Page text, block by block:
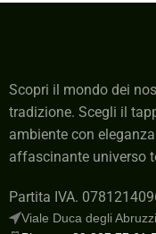
Scopri il mondo dei
tradizione. Scegli il
ambiente con
affascinante universo
Partita IVA.
Viale Duca degli